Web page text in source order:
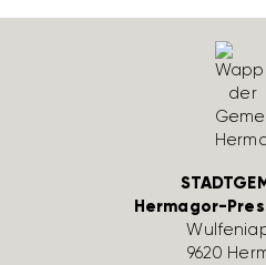
Hermagor-
9620